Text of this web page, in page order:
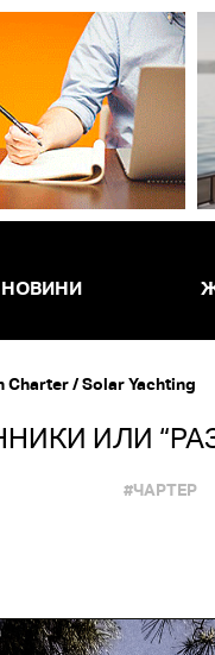
НОВИНИ
/ Solar Yachting
ИЛИ
#ЧАРТЕР